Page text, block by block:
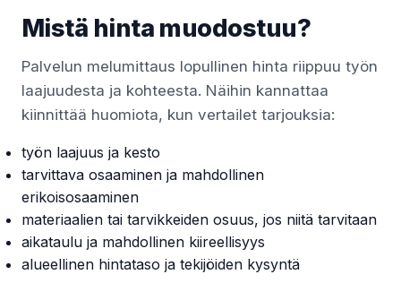
Mistä hinta muodostuu?
Palvelun melumittaus lopullinen hinta riippuu työn
laajuudesta ja kohteesta. Näihin kannattaa
kiinnittää huomiota, kun vertailet tarjouksia:
työn laajuus ja kesto
tarvittava osaaminen ja mahdollinen
erikoisosaaminen
materiaalien tai tarvikkeiden osuus, jos niitä tarvitaan
aikataulu ja mahdollinen kiireellisyys
alueellinen hintataso ja tekijöiden kysyntä